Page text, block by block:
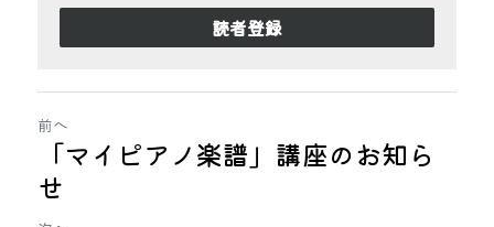
読者登録
前へ
「マイピアノ楽譜」講座のお知ら
せ